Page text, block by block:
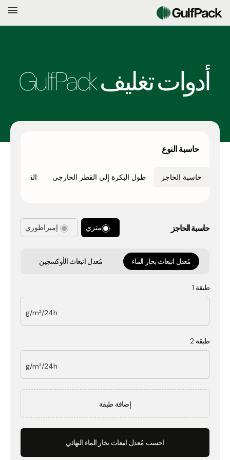
أدوات تغليف GulfPack
حاسبة النوع
حاسبة الحاجز طول البكرة إلى القطر الخارجي القطر
حاسبة الحاجز متري إمبراطوري
مُعدل انبعاث بخار الماء مُعدل انبعاث الأوكسجين
طبقة 1
g/m²/24h
طبقة 2
g/m²/24h
إضافة طبقة
احسب مُعدل انبعاث بخار الماء النهائي